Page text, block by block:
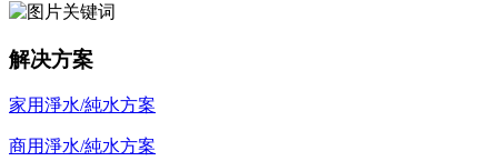
解决方案
家用淨水/純水方案
商用淨水/純水方案